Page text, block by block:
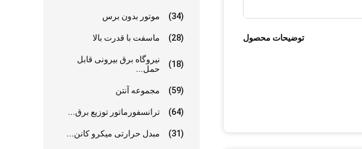
موتور بدون برس (34)
ماسفت با قدرت بالا (28)
نیروگاه برق بیرونی قابل
حمل...
(18)
مجموعه آنتن (59)
ترانسفورماتور توزیع برق... (64)
مبدل حرارتی میکرو کانن... (31)
توضیحات محصول